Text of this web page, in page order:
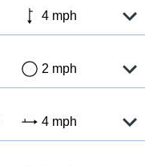
4 mph
2 mph
4 mph